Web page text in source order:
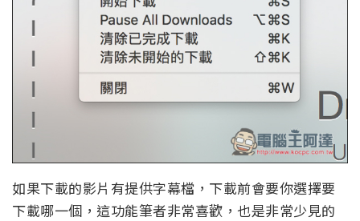
如果下載的影片有提供字幕檔，下載前會要你選擇要
下載哪一個，這功能筆者非常喜歡，也是非常少見的